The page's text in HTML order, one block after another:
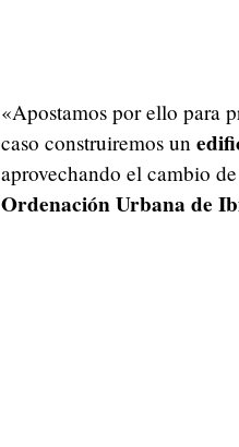
«Apostamos por ello para
caso construiremos un
aprovechando el cambio
Ordenación Urbana de